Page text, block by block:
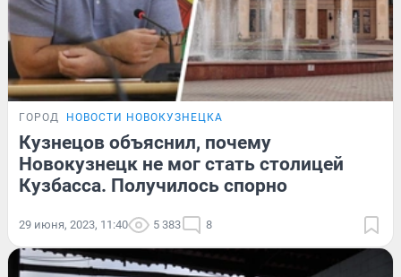
ГОРОД НОВОСТИ НОВОКУЗНЕЦКА
Кузнецов объяснил, почему
Новокузнецк не мог стать столицей
Кузбасса. Получилось спорно
29 июня, 2023, 11:40 5 383 8